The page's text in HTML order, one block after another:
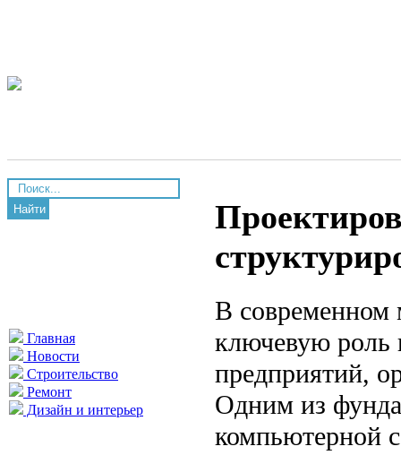
Найти
Главная
Новости
Строительство
Ремонт
Дизайн и интерьер
В современном
ключевую роль
предприятий,
Одним из
компьютерной